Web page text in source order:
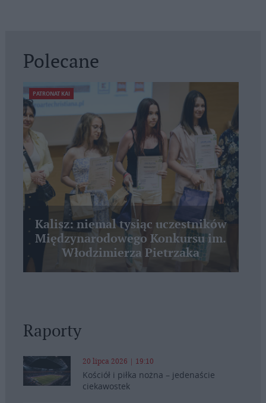
Polecane
PATRONAT KAI
Kalisz: niemal tysiąc uczestników
Międzynarodowego Konkursu im.
Włodzimierza Pietrzaka
Raporty
20 lipca 2026 | 19:10
Kościół i piłka nożna – jedenaście
ciekawostek